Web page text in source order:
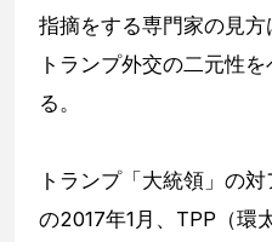
指摘をする専門家の見
トランプ外交の二元性
る。
トランプ「大統領」の
の2017年1月、TPP（環